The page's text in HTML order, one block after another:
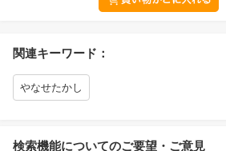
関連キーワード：
やなせたかし
検索機能についてのご要望・ご意見